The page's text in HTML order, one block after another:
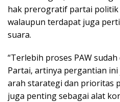
hak prerogratif partai politik
walaupun terdapat juga
suara.
“Terlebih proses PAW
Partai, artinya pergantian
arah starategi dan prioritas
juga penting sebagai alat